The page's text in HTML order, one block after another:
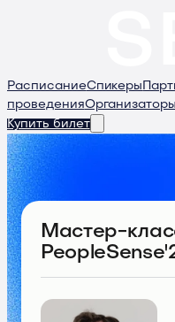
РасписаниеСпикеры
проведенияОрганизаторы
Купить билет
Мастер-